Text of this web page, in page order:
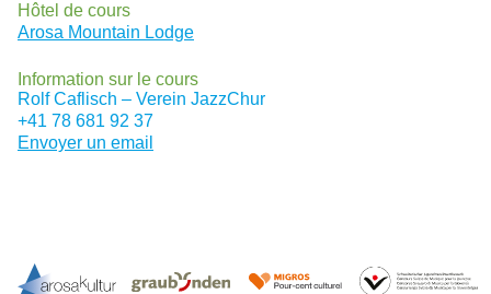
Hôtel de cours
Arosa Mountain Lodge
Information sur le cours
Rolf Caflisch – Verein JazzChur
+41 78 681 92 37
Envoyer un email